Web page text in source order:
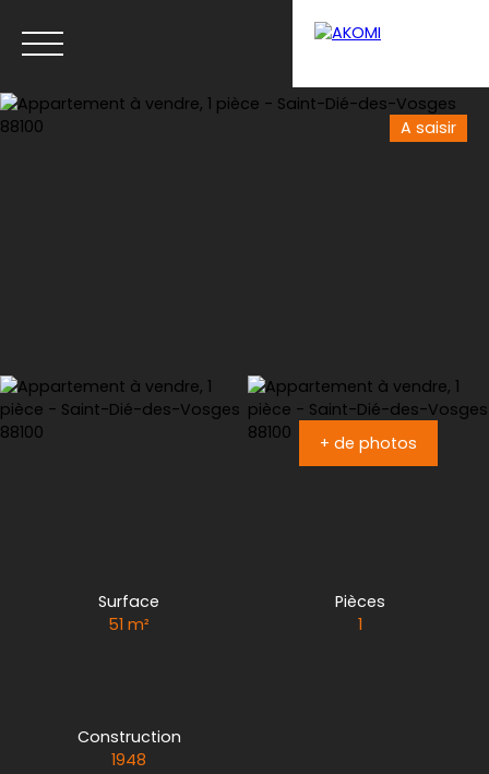
A saisir
+ de photos
Surface
51m²
Pièces
1
Construction
1948